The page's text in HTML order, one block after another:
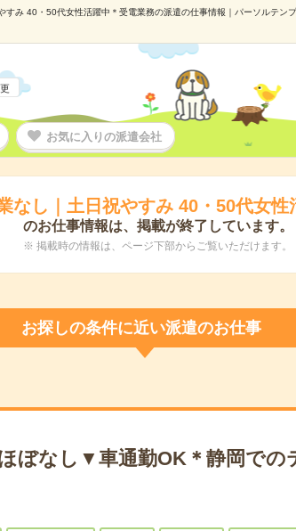
すみ 40・50代女性活躍中＊受電業務の派遣の仕事情報｜パーソルテ
お気に入りの派遣会社
なし｜土日祝やすみ 40・50代女性
のお仕事情報は、掲載が終了しています。
※ 掲載時の情報は、ページ下部からご覧いただけます。
お探しの条件に近い派遣のお仕事
ぼなし▼車通勤OK＊静岡での